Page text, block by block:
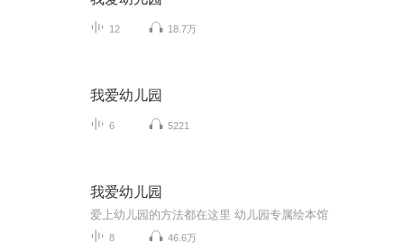
12 18.7万
我爱幼儿园
6 5221
我爱幼儿园
爱上幼儿园的方法都在这里 幼儿园专属绘本馆
8 46.6万